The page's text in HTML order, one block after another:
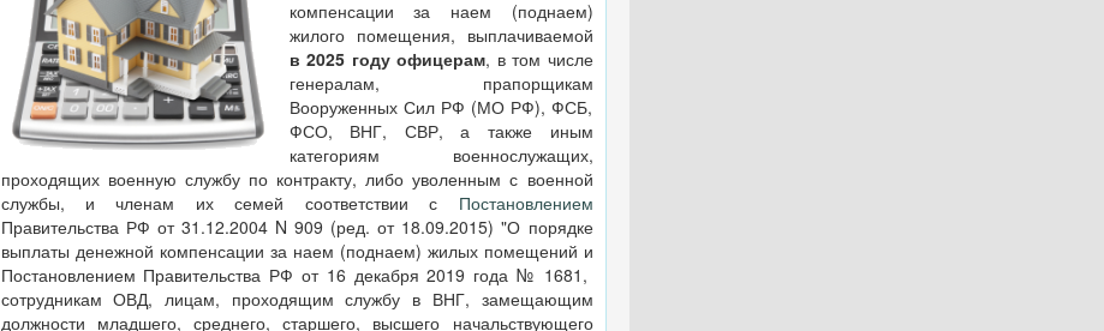
компенсации за наем (поднаем)
жилого помещения, выплачиваемой
в 2025 году офицерам, в том числе
генералам, прапорщикам
Вооруженных Сил РФ (МО РФ), ФСБ,
ФСО, ВНГ, СВР, а также иным
категориям военнослужащих,
проходящих военную службу по контракту, либо уволенным с военной
службы, и членам их семей соответствии с Постановлением
Правительства РФ от 31.12.2004 N 909 (ред. от 18.09.2015) "О порядке
выплаты денежной компенсации за наем (поднаем) жилых помещений и
Постановлением Правительства РФ от 16 декабря 2019 года № 1681,
сотрудникам ОВД, лицам, проходящим службу в ВНГ, замещающим
должности младшего, среднего, старшего, высшего начальствующего